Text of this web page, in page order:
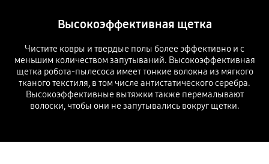
Высокоэффективная щетка
Чистите ковры и твердые полы более эффективно и с
меньшим количеством запутываний. Высокоэффективная
щетка робота-пылесоса имеет тонкие волокна из мягкого
тканого текстиля, в том числе антистатического серебра.
Высокоэффективные вытяжки также перемалывают
волоски, чтобы они не запутывались вокруг щетки.